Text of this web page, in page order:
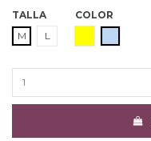
TALLA
M
L
COLOR